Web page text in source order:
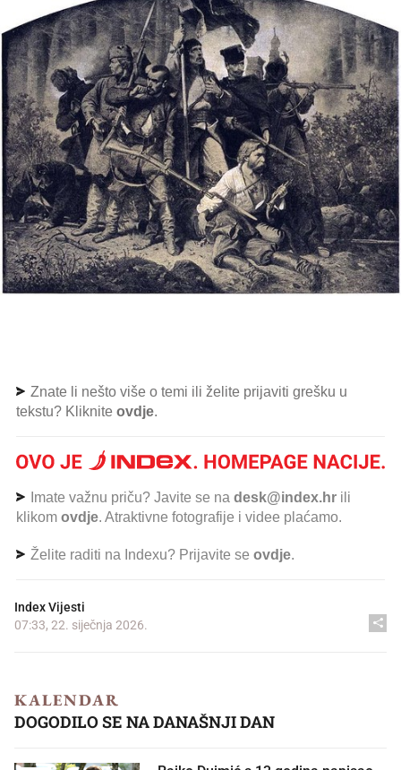
Znate li nešto više o temi ili želite prijaviti grešku u
tekstu? Kliknite ovdje.
Imate važnu priču? Javite se na desk@index.hr ili
klikom ovdje. Atraktivne fotografije i videe plaćamo.
Želite raditi na Indexu? Prijavite se ovdje.
Index Vijesti
07:33, 22. siječnja 2026.
KALENDAR
DOGODILO SE NA DANAŠNJI DAN